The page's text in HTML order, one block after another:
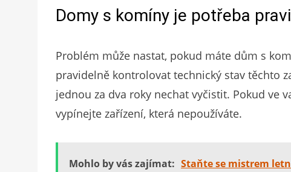
Domy s komíny je potřeba
Problém může nastat, pokud máte dům s
pravidelně kontrolovat technický stav těchto
jednou za dva roky nechat vyčistit. Pokud ve
vypínejte zařízení, která nepoužíváte.
Mohlo by vás zajímat: Staňte se mistrem